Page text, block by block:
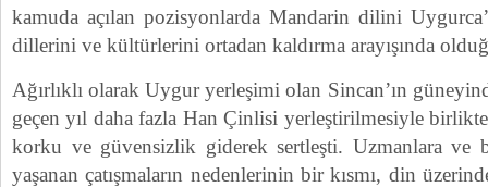
kamuda açılan pozisyonlarda Mandarin dilini
dillerini ve kültürlerini ortadan kaldırma arayışında
Ağırlıklı olarak Uygur yerleşimi olan Sincan’ın
geçen yıl daha fazla Han Çinlisi yerleştirilmesiyle
korku ve güvensizlik giderek sertleşti. Uzmanlara ve
yaşanan çatışmaların nedenlerinin bir kısmı, din